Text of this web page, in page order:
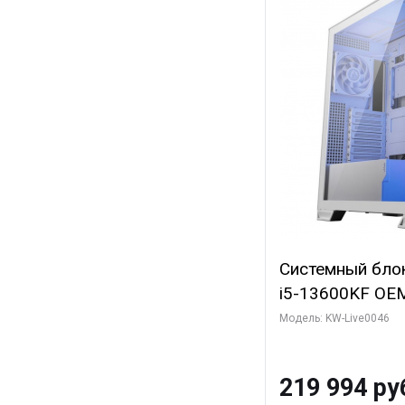
Системный
i5-13600KF
7, C14 8EC/
SSD)
Модель: KW-Live0046
219 994